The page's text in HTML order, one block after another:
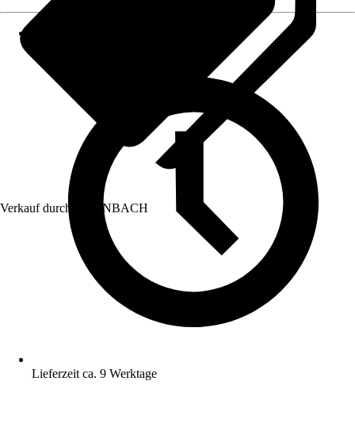
Verkauf durch: HORNBACH
Lieferzeit ca. 9 Werktage